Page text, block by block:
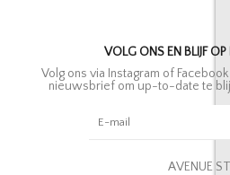
VOLG ONS EN BLIJF
Volg ons via Instagram of
nieuwsbrief om up-to-date te
AVENUE